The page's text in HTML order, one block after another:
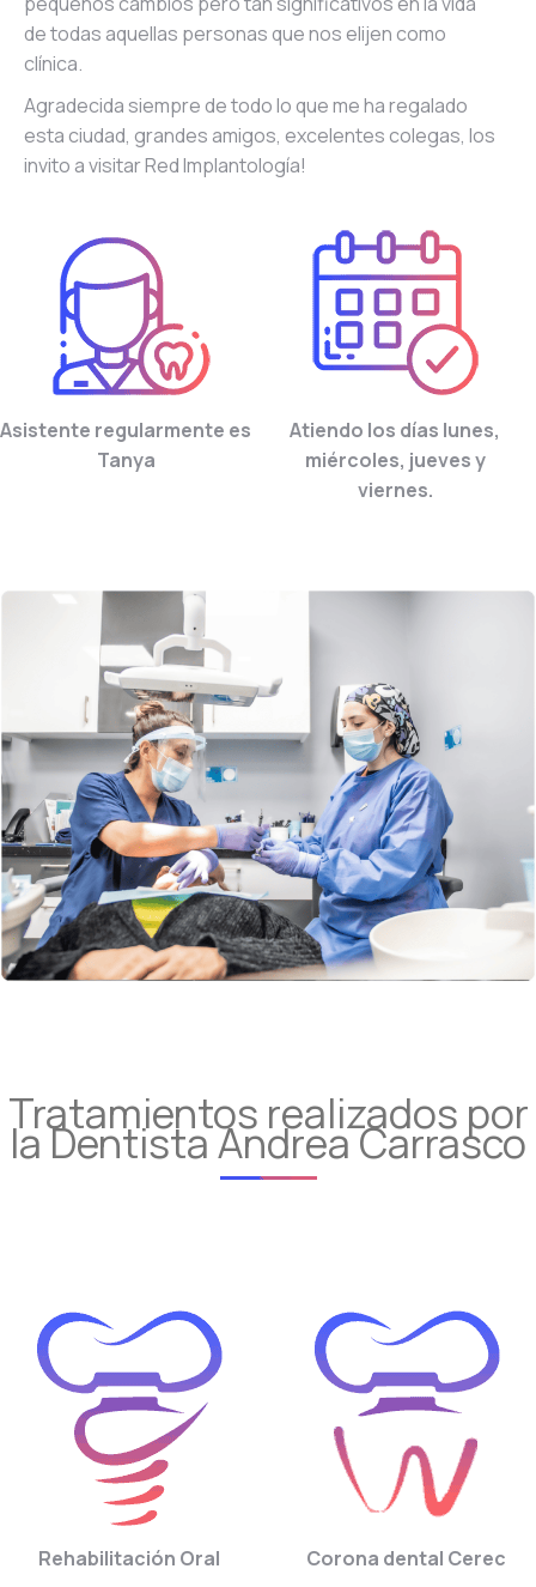
de todas aquellas personas que nos elijen como
clínica.
Agradecida siempre de todo lo que me ha regalado
esta ciudad, grandes amigos, excelentes colegas, los
invito a visitar Red Implantología!
Asistente regularmente es
Tanya
Atiendo los días lunes,
miércoles, jueves y
viernes.
Tratamientos realizados por
la Dentista Andrea Carrasco
Rehabilitación Oral Corona dental Cerec